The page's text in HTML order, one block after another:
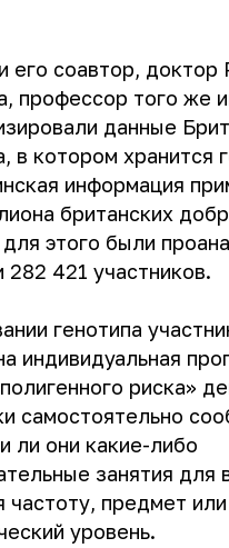
его соавтор, доктор
профессор того же
данные
в котором хранится
информация
британских
этого были
282 421 участников.
генотипа
индивидуальная
риска»
самостоятельно
ли они какие-либо
занятия для
частоту, предмет или
уровень.